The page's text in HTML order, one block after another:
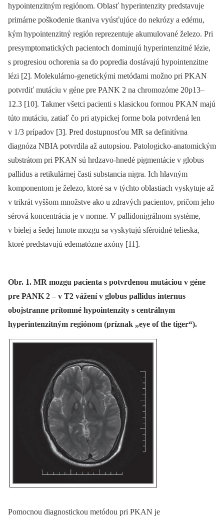
hypointenzitným regiónom. Oblasť hyperintenzity predstavuje
primárne poškodenie tkaniva vyúsťujúce do nekrózy a edému,
kým hypointenzitný región reprezentuje akumulované železo. Pri
presymptomatických pacientoch dominujú hyperintenzitné lézie,
s progresiou ochorenia sa do popredia dostávajú hypointenzitne
lézi [2]. Molekulárno-genetickými metódami možno pri PKAN
potvrdiť mutáciu v géne pre PANK 2 na chromozóme 20p13–
12.3 [10]. Takmer všetci pacienti s klasickou formou PKAN majú
túto mutáciu, zatiaľ čo pri atypickej forme bola potvrdená len
v 1/3 prípadov [3]. Pred dostupnosťou MR sa definitívna
diagnóza NBIA potvrdila až autopsiou. Patologicko-anatomickým
substrátom pri PKAN sú hrdzavo-hnedé pigmentácie v globus
pallidus a retikulárnej časti substancia nigra. Ich hlavným
komponentom je železo, ktoré sa v týchto oblastiach vyskytuje až
v trikrát vyššom množstve ako u zdravých pacientov, pričom jeho
sérová koncentrácia je v norme. V pallidonigrálnom systéme,
v bielej a šedej hmote mozgu sa vyskytujú sféroidné telieska,
ktoré predstavujú edematózne axóny [11].
Obr. 1. MR mozgu pacienta s potvrdenou mutáciou v géne
pre PANK 2 – v T2 vážení v globus pallidus internus
obojstranne prítomné hypointenzity s centrálnym
hyperintenzitným regiónom (príznak „eye of the tiger“).
Pomocnou diagnostickou metódou pri PKAN je